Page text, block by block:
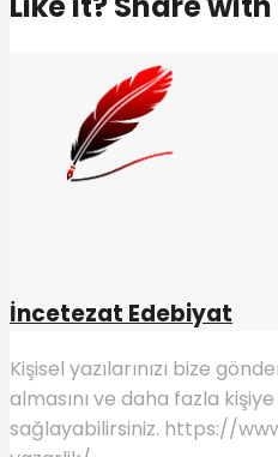
İncetezat Edebiyat
Kişisel yazılarınızı bize
almasını ve daha fazla kişiye
sağlayabilirsiniz. https://